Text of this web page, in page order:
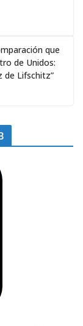
que
de Unidos:
de Lifschitz”